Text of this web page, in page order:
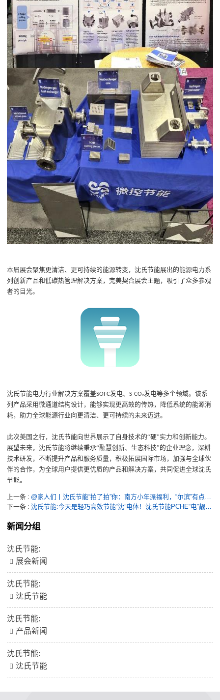
本届展会聚焦更清洁、更可持续的能源转变，沈氏节能展出的能源电力系
列创新产品和低碳热管理解决方案，完美契合展会主题，吸引了众多参观
者的目光。
沈氏节能电力行业解决方案覆盖SOFC发电、S-CO₂发电等多个领域。该系
列产品采用微通道结构设计，能够实现更高效的传热，
降低系统的能源消
耗，助力全球能源行业向更清洁、更可持续的未来迈进。
此次美国之行，沈氏节能向世界展示了自身技术的“硬”实力和创新能力。
展望未来，沈氏节能将继续秉承“融慧创新、生态科技”的企业理念，深耕
技术研发，不断提升产品和服务质量，积极拓展国际市场，加强与全球伙
伴的合作，为全球用户提供更优质的产品和解决方案，共同促进全球沈氏
节能。
上一条
下一条
新闻分组
沈氏节能:
展会新闻
沈氏节能:
沈氏节能
沈氏节能:
产品新闻
沈氏节能:
沈氏节能